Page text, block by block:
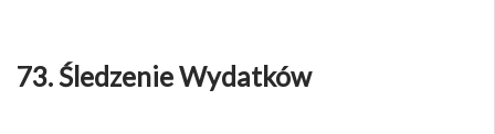
73. Śledzenie Wydatków